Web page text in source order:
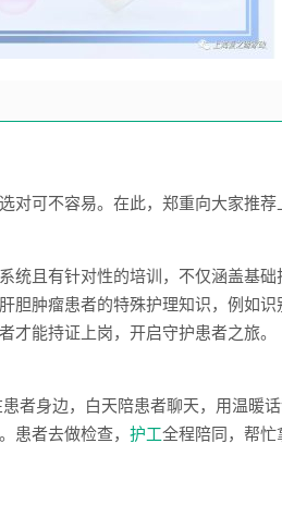
对可不容易。在此，郑重向大家推
统且有针对性的培训，不仅涵盖基
胆肿瘤患者的特殊护理知识，例如
能持证上岗，开启守护患者之旅。
者身边，白天陪患者聊天，用温暖
患者去做检查， 护工全程陪同，帮